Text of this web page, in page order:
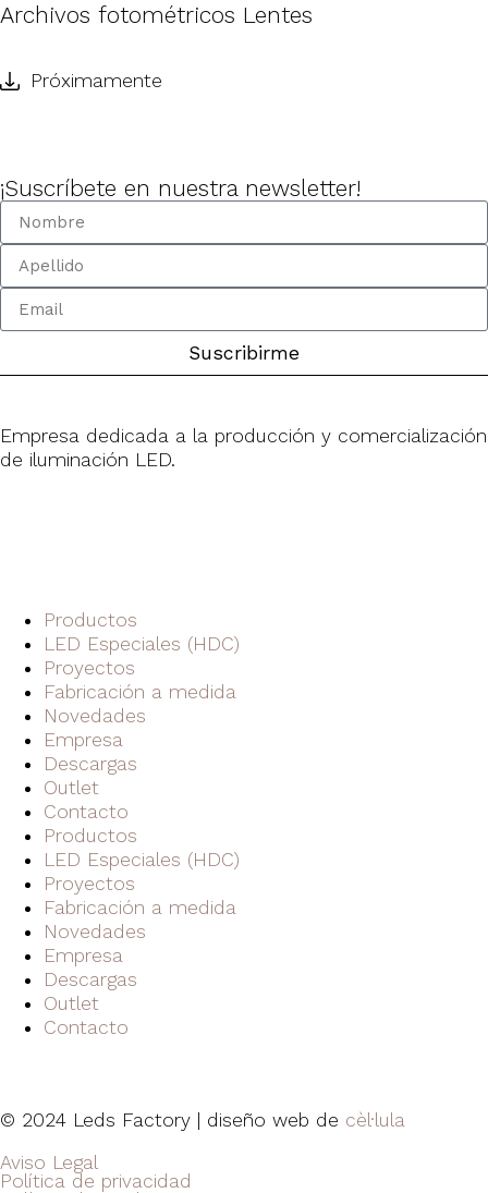
Archivos fotométricos Lentes
Próximamente
¡Suscríbete en nuestra newsletter!
Suscribirme
Empresa dedicada a la producción y comercialización
de iluminación LED.
Productos
LED Especiales (HDC)
Proyectos
Fabricación a medida
Novedades
Empresa
Descargas
Outlet
Contacto
Productos
LED Especiales (HDC)
Proyectos
Fabricación a medida
Novedades
Empresa
Descargas
Outlet
Contacto
© 2024 Leds Factory | diseño web de cèl·lula
Aviso Legal
Política de privacidad